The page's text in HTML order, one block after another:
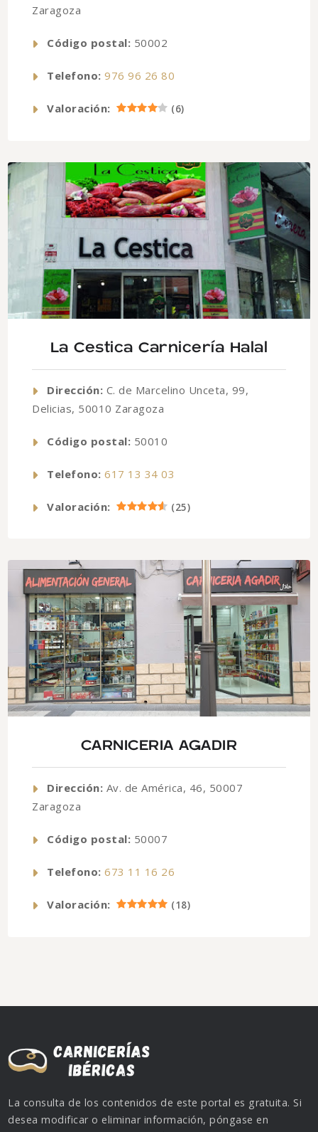
Zaragoza
Código postal: 50002
Telefono: 976 96 26 80
Valoración: (6)
La Cestica Carnicería Halal
Dirección: C. de Marcelino Unceta, 99,
Delicias, 50010 Zaragoza
Código postal: 50010
Telefono: 617 13 34 03
Valoración: (25)
CARNICERIA AGADIR
Dirección: Av. de América, 46, 50007
Zaragoza
Código postal: 50007
Telefono: 673 11 16 26
Valoración: (18)
La consulta de los contenidos de este portal es gratuita. Si
desea modificar o eliminar información, póngase en